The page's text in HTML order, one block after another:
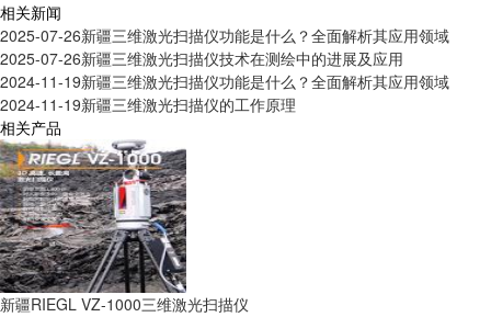
相关新闻
2025-07-26新疆三维激光扫描仪功能是什么？全面解析其应用领域
2025-07-26新疆三维激光扫描仪技术在测绘中的进展及应用
2024-11-19新疆三维激光扫描仪功能是什么？全面解析其应用领域
2024-11-19新疆三维激光扫描仪的工作原理
相关产品
新疆RIEGL VZ-1000三维激光扫描仪